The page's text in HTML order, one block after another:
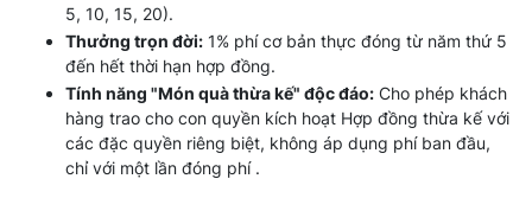
5, 10, 15, 20).
Thưởng trọn đời: 1% phí cơ bản thực đóng từ năm thứ 5
đến hết thời hạn hợp đồng.
Tính năng "Món quà thừa kế" độc đáo: Cho phép khách
hàng trao cho con quyền kích hoạt Hợp đồng thừa kế với
các đặc quyền riêng biệt, không áp dụng phí ban đầu,
chỉ với một lần đóng phí .